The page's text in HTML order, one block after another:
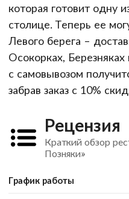
которая готовит одну
столице. Теперь ее
Левого берега –
Осокорках,
с самовывозом
забрав заказ с 10%
Рецензия
Краткий обзор
Позняки»
График работы